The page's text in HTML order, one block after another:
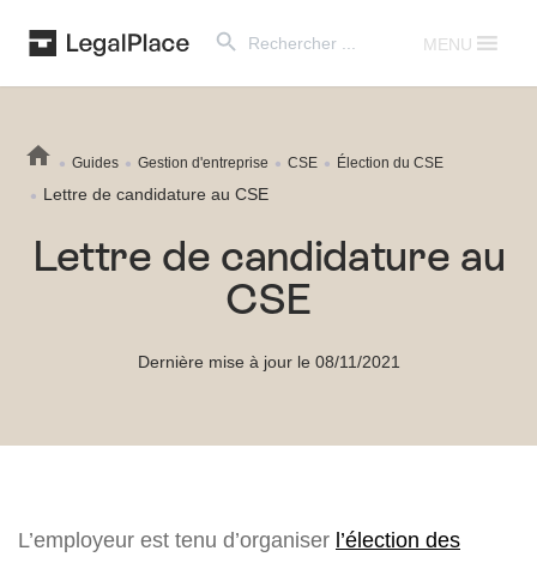
for:
MENU
Guides Gestion d'entreprise CSE Élection du CSE
Lettre de candidature au CSE
Lettre de candidature au
CSE
Dernière mise à jour le 08/11/2021
L’employeur est tenu d’organiser l’élection des